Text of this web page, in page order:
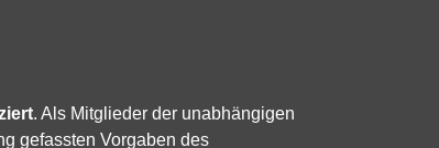
. Als Mitglieder der unabhängigen
gefassten Vorgaben des